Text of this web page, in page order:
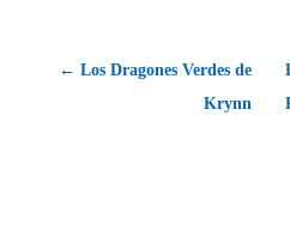
← Los Dragones Verdes de
Krynn